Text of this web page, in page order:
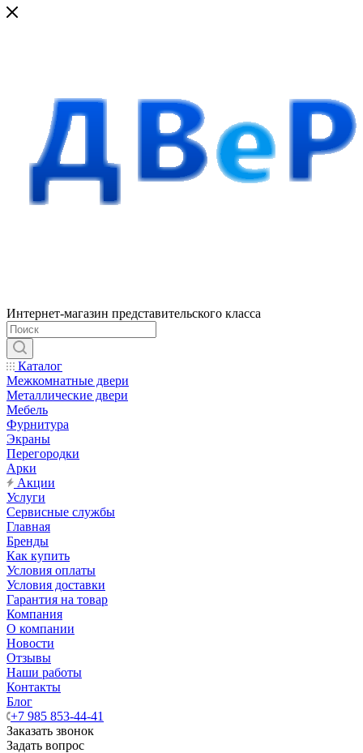
Интернет-магазин представительского класса
Каталог
Межкомнатные двери
Металлические двери
Мебель
Фурнитура
Экраны
Перегородки
Арки
Акции
Услуги
Сервисные службы
Главная
Бренды
Как купить
Условия оплаты
Условия доставки
Гарантия на товар
Компания
О компании
Новости
Отзывы
Наши работы
Контакты
Блог
+7 985 853-44-41
Заказать звонок
Задать вопрос